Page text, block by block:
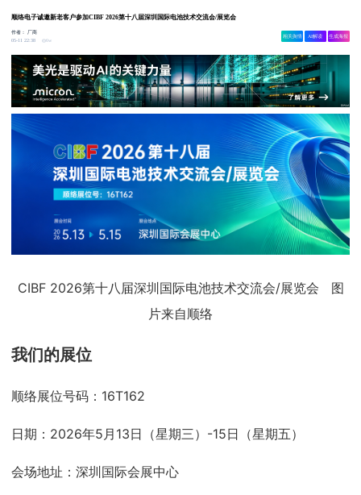
顺络电子诚邀新老客户参加CIBF 2026第十八届深圳国际电池技术交流会/展览会
作者：
厂商
05-11 22:38
6w
相关舆情 AI解读 生成海报
CIBF 2026第十八届深圳国际电池技术交流会/展览会 图
片来自顺络
我们的展位
顺络展位号码：16T162
日期：2026年5月13日（星期三）-15日（星期五）
会场地址：深圳国际会展中心